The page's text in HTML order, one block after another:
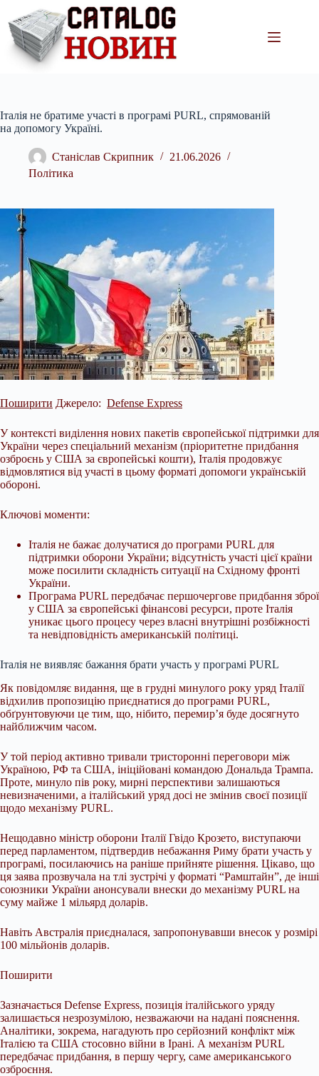
вмісту
Італія не братиме участі в програмі PURL, спрямованій
на допомогу Україні.
Станіслав Скрипник
21.06.2026
Політика
Поширити Джерело: Defense Express
У контексті виділення нових пакетів європейської підтримки для
України через спеціальний механізм (пріоритетне придбання
озброєнь у США за європейські кошти), Італія продовжує
відмовлятися від участі в цьому форматі допомоги українській
обороні.
Ключові моменти:
Італія не бажає долучатися до програми PURL для
підтримки оборони України; відсутність участі цієї країни
може посилити складність ситуації на Східному фронті
України.
Програма PURL передбачає першочергове придбання зброї
у США за європейські фінансові ресурси, проте Італія
уникає цього процесу через власні внутрішні розбіжності
та невідповідність американській політиці.
Італія не виявляє бажання брати участь у програмі PURL
Як повідомляє видання, ще в грудні минулого року уряд Італії
відхилив пропозицію приєднатися до програми PURL,
обґрунтовуючи це тим, що, нібито, перемир’я буде досягнуто
найближчим часом.
У той період активно тривали тристоронні переговори між
Україною, РФ та США, ініційовані командою Дональда Трампа.
Проте, минуло пів року, мирні перспективи залишаються
невизначеними, а італійський уряд досі не змінив своєї позиції
щодо механізму PURL.
Нещодавно міністр оборони Італії Гвідо Крозето, виступаючи
перед парламентом, підтвердив небажання Риму брати участь у
програмі, посилаючись на раніше прийняте рішення. Цікаво, що
ця заява прозвучала на тлі зустрічі у форматі “Рамштайн”, де інші
союзники України анонсували внески до механізму PURL на
суму майже 1 мільярд доларів.
Навіть Австралія приєдналася, запропонувавши внесок у розмірі
100 мільйонів доларів.
Поширити
Зазначається Defense Express, позиція італійського уряду
залишається незрозумілою, незважаючи на надані пояснення.
Аналітики, зокрема, нагадують про серйозний конфлікт між
Італією та США стосовно війни в Ірані. А механізм PURL
передбачає придбання, в першу чергу, саме американського
озброєння.